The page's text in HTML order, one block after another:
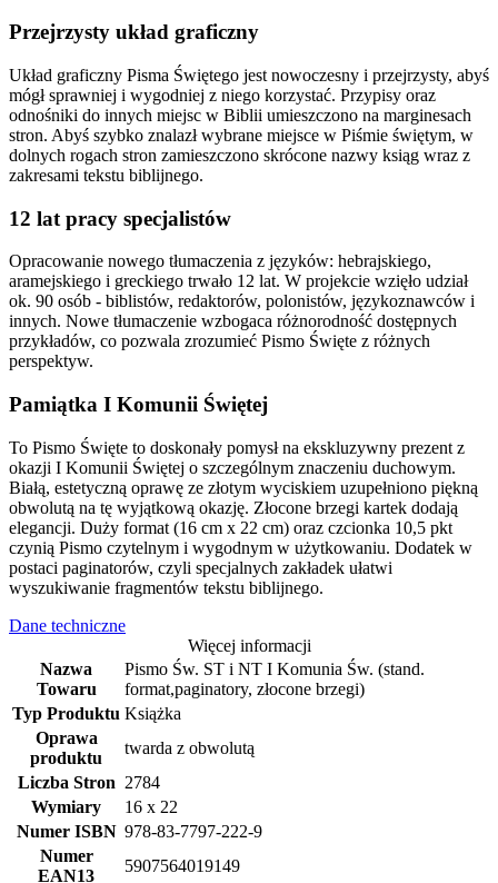
Przejrzysty układ graficzny
Układ graficzny Pisma Świętego jest nowoczesny i przejrzysty, abyś
mógł sprawniej i wygodniej z niego korzystać. Przypisy oraz
odnośniki do innych miejsc w Biblii umieszczono na marginesach
stron. Abyś szybko znalazł wybrane miejsce w Piśmie świętym, w
dolnych rogach stron zamieszczono skrócone nazwy ksiąg wraz z
zakresami tekstu biblijnego.
12 lat pracy specjalistów
Opracowanie nowego tłumaczenia z języków: hebrajskiego,
aramejskiego i greckiego trwało 12 lat. W projekcie wzięło udział
ok. 90 osób - biblistów, redaktorów, polonistów, językoznawców i
innych. Nowe tłumaczenie wzbogaca różnorodność dostępnych
przykładów, co pozwala zrozumieć Pismo Święte z różnych
perspektyw.
Pamiątka I Komunii Świętej
To Pismo Święte to doskonały pomysł na ekskluzywny prezent z
okazji I Komunii Świętej o szczególnym znaczeniu duchowym.
Białą, estetyczną oprawę ze złotym wyciskiem uzupełniono piękną
obwolutą na tę wyjątkową okazję. Złocone brzegi kartek dodają
elegancji. Duży format (16 cm x 22 cm) oraz czcionka 10,5 pkt
czynią Pismo czytelnym i wygodnym w użytkowaniu. Dodatek w
postaci paginatorów, czyli specjalnych zakładek ułatwi
wyszukiwanie fragmentów tekstu biblijnego.
Dane techniczne
Więcej informacji
Nazwa
Towaru
Pismo Św. ST i NT I Komunia Św. (stand.
format,paginatory, złocone brzegi)
Typ Produktu Książka
Oprawa
produktu
twarda z obwolutą
Liczba Stron 2784
Wymiary
16 x 22
Numer ISBN 978-83-7797-222-9
Numer
EAN13
5907564019149